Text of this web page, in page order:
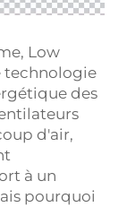
Low
technologie
des
d'air,
à un
pourquoi